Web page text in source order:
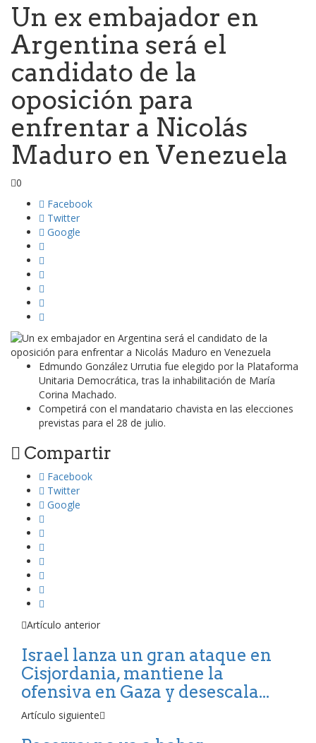
Un ex embajador en
Argentina será el
candidato de la
oposición para
enfrentar a Nicolás
Maduro en Venezuela
0
Facebook
Twitter
Google
Edmundo González Urrutia fue elegido por la Plataforma
Unitaria Democrática, tras la inhabilitación de María
Corina Machado.
Competirá con el mandatario chavista en las elecciones
previstas para el 28 de julio.
Compartir
Facebook
Twitter
Google
Artículo anterior
Israel lanza un gran ataque en
Cisjordania, mantiene la
ofensiva en Gaza y desescala...
Artículo siguiente